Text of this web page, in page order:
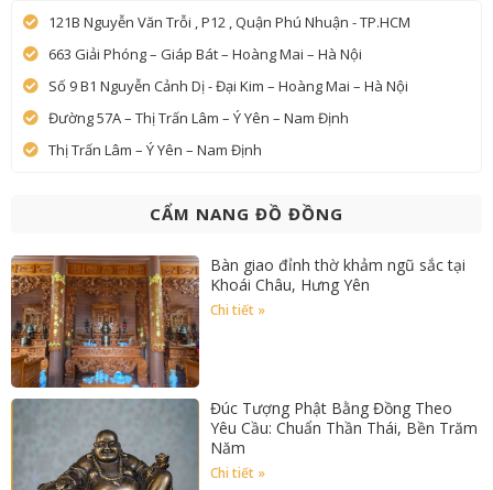
121B Nguyễn Văn Trỗi , P12 , Quận Phú Nhuận - TP.HCM
663 Giải Phóng – Giáp Bát – Hoàng Mai – Hà Nội
Số 9 B1 Nguyễn Cảnh Dị - Đại Kim – Hoàng Mai – Hà Nội
Đường 57A – Thị Trấn Lâm – Ý Yên – Nam Định
Thị Trấn Lâm – Ý Yên – Nam Định
CẨM NANG ĐỒ ĐỒNG
Bàn giao đỉnh thờ khảm ngũ sắc tại
Khoái Châu, Hưng Yên
Chi tiết »
Đúc Tượng Phật Bằng Đồng Theo
Yêu Cầu: Chuẩn Thần Thái, Bền Trăm
Năm
Chi tiết »